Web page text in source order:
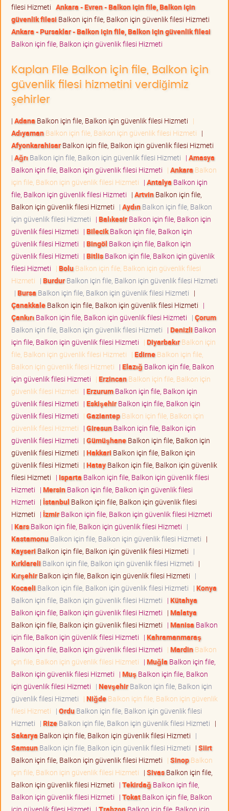
filesi Hizmeti Ankara - Evren - Balkon için file, Balkon için
güvenlik filesi Balkon için file, Balkon için güvenlik filesi Hizmeti
Ankara - Pursaklar - Balkon için file, Balkon için güvenlik filesi
Balkon için file, Balkon için güvenlik filesi Hizmeti
Kaplan File Balkon için file, Balkon için
güvenlik filesi hizmetini verdiğimiz
şehirler
| Adana Balkon için file, Balkon için güvenlik filesi Hizmeti |
AdıyamanBalkon için file, Balkon için güvenlik filesi Hizmeti |
AfyonkarahisarBalkon için file, Balkon için güvenlik filesi Hizmeti
| Ağrı Balkon için file, Balkon için güvenlik filesi Hizmeti | Amasya
Balkon için file, Balkon için güvenlik filesi Hizmeti | Ankara Balkon
için file, Balkon için güvenlik filesi Hizmeti | Antalya Balkon için
file, Balkon için güvenlik filesi Hizmeti | ArtvinBalkon için file,
Balkon için güvenlik filesi Hizmeti | AydınBalkon için file, Balkon
için güvenlik filesi Hizmeti | BalıkesirBalkon için file, Balkon için
güvenlik filesi Hizmeti | BilecikBalkon için file, Balkon için
güvenlik filesi Hizmeti | Bingöl Balkon için file, Balkon için
güvenlik filesi Hizmeti | BitlisBalkon için file, Balkon için güvenlik
filesi Hizmeti | BoluBalkon için file, Balkon için güvenlik filesi
Hizmeti | BurdurBalkon için file, Balkon için güvenlik filesi Hizmeti
| Bursa Balkon için file, Balkon için güvenlik filesi Hizmeti |
ÇanakkaleBalkon için file, Balkon için güvenlik filesi Hizmeti |
Çankırı Balkon için file, Balkon için güvenlik filesi Hizmeti | Çorum
Balkon için file, Balkon için güvenlik filesi Hizmeti | Denizli Balkon
için file, Balkon için güvenlik filesi Hizmeti | DiyarbakırBalkon için
file, Balkon için güvenlik filesi Hizmeti | EdirneBalkon için file,
Balkon için güvenlik filesi Hizmeti | Elazığ Balkon için file, Balkon
için güvenlik filesi Hizmeti | ErzincanBalkon için file, Balkon için
güvenlik filesi Hizmeti | ErzurumBalkon için file, Balkon için
güvenlik filesi Hizmeti | EskişehirBalkon için file, Balkon için
güvenlik filesi Hizmeti | GaziantepBalkon için file, Balkon için
güvenlik filesi Hizmeti | GiresunBalkon için file, Balkon için
güvenlik filesi Hizmeti | GümüşhaneBalkon için file, Balkon için
güvenlik filesi Hizmeti | Hakkari Balkon için file, Balkon için
güvenlik filesi Hizmeti | HatayBalkon için file, Balkon için güvenlik
filesi Hizmeti | Isparta Balkon için file, Balkon için güvenlik filesi
Hizmeti | MersinBalkon için file, Balkon için güvenlik filesi
Hizmeti | İstanbul Balkon için file, Balkon için güvenlik filesi
Hizmeti | İzmirBalkon için file, Balkon için güvenlik filesi Hizmeti
| KarsBalkon için file, Balkon için güvenlik filesi Hizmeti |
KastamonuBalkon için file, Balkon için güvenlik filesi Hizmeti |
Kayseri Balkon için file, Balkon için güvenlik filesi Hizmeti |
Kırklareli Balkon için file, Balkon için güvenlik filesi Hizmeti |
KırşehirBalkon için file, Balkon için güvenlik filesi Hizmeti |
Kocaeli Balkon için file, Balkon için güvenlik filesi Hizmeti | Konya
Balkon için file, Balkon için güvenlik filesi Hizmeti | Kütahya
Balkon için file, Balkon için güvenlik filesi Hizmeti | Malatya
Balkon için file, Balkon için güvenlik filesi Hizmeti | Manisa Balkon
için file, Balkon için güvenlik filesi Hizmeti | Kahramanmaraş
Balkon için file, Balkon için güvenlik filesi Hizmeti | MardinBalkon
için file, Balkon için güvenlik filesi Hizmeti | Muğla Balkon için file,
Balkon için güvenlik filesi Hizmeti | Muş Balkon için file, Balkon
için güvenlik filesi Hizmeti | NevşehirBalkon için file, Balkon için
güvenlik filesi Hizmeti | NiğdeBalkon için file, Balkon için güvenlik
filesi Hizmeti | OrduBalkon için file, Balkon için güvenlik filesi
Hizmeti | RizeBalkon için file, Balkon için güvenlik filesi Hizmeti |
Sakarya Balkon için file, Balkon için güvenlik filesi Hizmeti |
SamsunBalkon için file, Balkon için güvenlik filesi Hizmeti | Siirt
Balkon için file, Balkon için güvenlik filesi Hizmeti | SinopBalkon
için file, Balkon için güvenlik filesi Hizmeti | SivasBalkon için file,
Balkon için güvenlik filesi Hizmeti | Tekirdağ Balkon için file,
Balkon için güvenlik filesi Hizmeti | TokatBalkon için file, Balkon